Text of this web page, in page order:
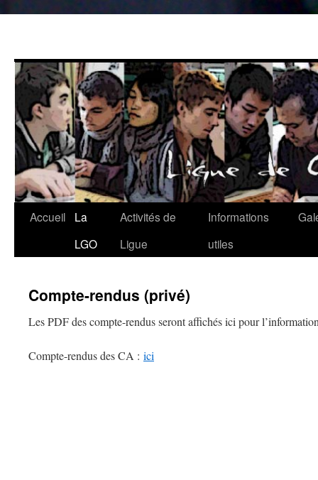
Accueil
La
LGO
Activités de
Ligue
Informations
utiles
Compte-rendus (privé)
Les PDF des compte-rendus seront affichés ici pour
Compte-rendus des CA : ici